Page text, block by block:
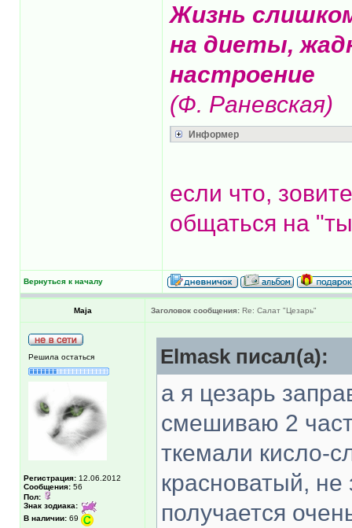
Жизнь
на диеты,
настроение
(Ф. Раневская)
Информер
если что,
общаться на
Вернуться к началу
Maja Заголовок сообщения: Re: Салат "Цезарь"
Решила остаться
Регистрация: 12.06.2012
Сообщения: 56
Пол:
Знак зодиака:
В наличии: 69
Elmask писал(а):
а я цезарь
смешиваю 2
ткемали кисло-
красноватый,
получается